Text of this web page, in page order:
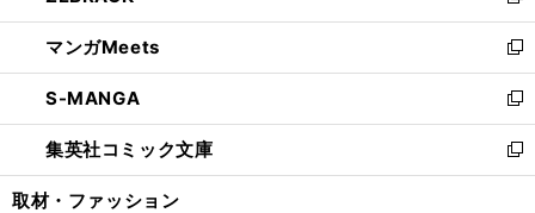
開
く
ウ
で
開
く
ン
ド
ウ
で
開
く
ウ
ィ
ン
ド
ウ
で
開
し
い
ウ
ィ
ン
ド
ウ
マンガMeets
新
し
い
ウ
ィ
ン
S-MANGA
新
し
い
ウ
集英社コミック文庫
新
し
取材・ファッション